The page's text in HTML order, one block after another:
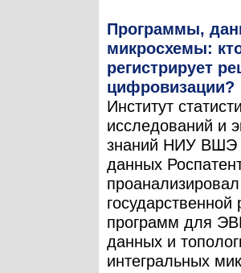
Программы,
микросхемы:
регистрирует
цифровизации?
Институт
исследований и
знаний НИУ ВШЭ
данных
государственной
программ для
данных и
интегральных